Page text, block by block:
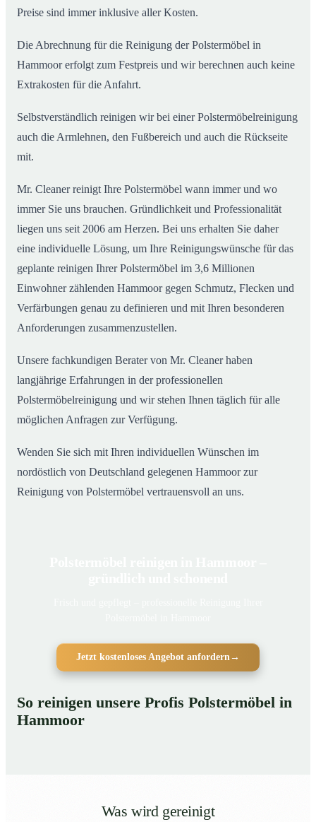
Preise sind immer inklusive aller Kosten.
Die Abrechnung für die Reinigung der Polstermöbel in
Hammoor erfolgt zum Festpreis und wir berechnen auch keine
Extrakosten für die Anfahrt.
Selbstverständlich reinigen wir bei einer Polstermöbelreinigung
auch die Armlehnen, den Fußbereich und auch die Rückseite
mit.
Mr. Cleaner reinigt Ihre Polstermöbel wann immer und wo
immer Sie uns brauchen. Gründlichkeit und Professionalität
liegen uns seit 2006 am Herzen. Bei uns erhalten Sie daher
eine individuelle Lösung, um Ihre Reinigungswünsche für das
geplante reinigen Ihrer Polstermöbel im 3,6 Millionen
Einwohner zählenden Hammoor gegen Schmutz, Flecken und
Verfärbungen genau zu definieren und mit Ihren besonderen
Anforderungen zusammenzustellen.
Unsere fachkundigen Berater von Mr. Cleaner haben
langjährige Erfahrungen in der professionellen
Polstermöbelreinigung und wir stehen Ihnen täglich für alle
möglichen Anfragen zur Verfügung.
Wenden Sie sich mit Ihren individuellen Wünschen im
nordöstlich von Deutschland gelegenen Hammoor zur
Reinigung von Polstermöbel vertrauensvoll an uns.
Jetzt kostenloses Angebot anfordern→
So reinigen unsere Profis Polstermöbel in
Hammoor
Was wird gereinigt